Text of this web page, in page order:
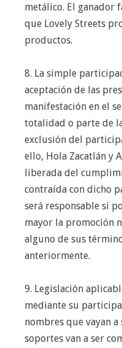
metálico. El ganador
que Lovely Streets
productos.
8. La simple
aceptación de las
manifestación en el
totalidad o parte de
exclusión del
ello, Hola Zacatlán y
liberada del
contraída con dicho
será responsable si
mayor la promoción
alguno de sus
anteriormente.
9. Legislación
mediante su
nombres que vayan
soportes van a ser